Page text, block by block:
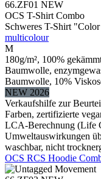
66.ZF01 NEW
OCS T-Shirt Combo
Schweres T-Shirt
multicolour
M
180g/m², 100%
Baumwolle,
Baumwolle, 10%
NEW 2026
Verkaufshilfe zur
Farben, zertifizierte
LCA-Berechnung (Life
Umweltauswirkungen
waschbar, nicht
OCS RCS Hoodie